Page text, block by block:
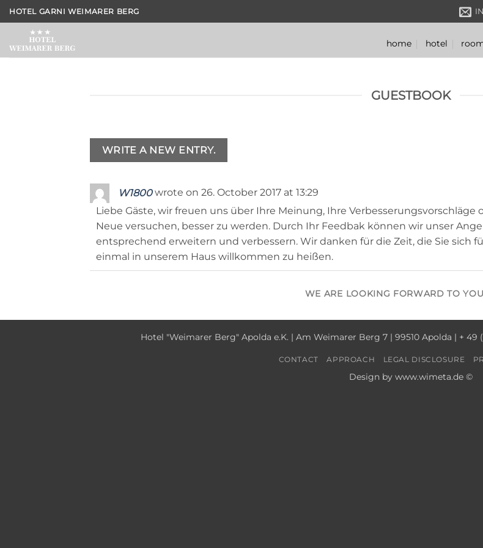
Skip
to
content
HOTEL GARNI WEIMARER BERG
home hotel
GUESTBOOK
W1800 wrote on 26. October 2017 at 13:29
Liebe Gäste, wir freuen uns über Ihre Meinung, Ihre
Neue versuchen, besser zu werden. Durch Ihr Feedbak können wir unser
entsprechend erweitern und verbessern. Wir danken für die Zeit, die Sie sich
einmal in unserem Haus willkommen zu heißen.
WE ARE LOOKING FORWARD TO
Hotel "Weimarer Berg" Apolda e.K. | Am Weimarer Berg 7 | 99510 Apolda | +
CONTACT APPROACH LEGAL DISCLOSURE
Design by www.wimeta.de ©